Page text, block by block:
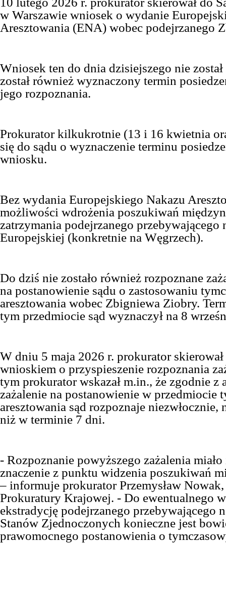
w Warszawie wniosek o wydanie
Aresztowania (ENA) wobec podejrzanego
Wniosek ten do dnia dzisiejszego nie
został również wyznaczony termin
jego rozpoznania.
Prokurator kilkukrotnie (13 i 16 kwietnia
się do sądu o wyznaczenie terminu
wniosku.
Bez wydania Europejskiego Nakazu
możliwości wdrożenia poszukiwań
zatrzymania podejrzanego przebywającego
Europejskiej (konkretnie na Węgrzech).
Do dziś nie zostało również rozpoznane
na postanowienie sądu o zastosowaniu
aresztowania wobec Zbigniewa Ziobry.
tym przedmiocie sąd wyznaczył na 8
W dniu 5 maja 2026 r. prokurator
wnioskiem o przyspieszenie rozpoznania
tym prokurator wskazał m.in., że zgodnie z
zażalenie na postanowienie w przedmiocie
aresztowania sąd rozpoznaje
niż w terminie 7 dni.
- Rozpoznanie powyższego zażalenia
znaczenie z punktu widzenia poszukiwań
– informuje prokuratorPrzemysław
Prokuratury Krajowej. - Do ewentualnego
ekstradycję podejrzanego przebywającego
Stanów Zjednoczonych konieczne jest
prawomocnego postanowienia o